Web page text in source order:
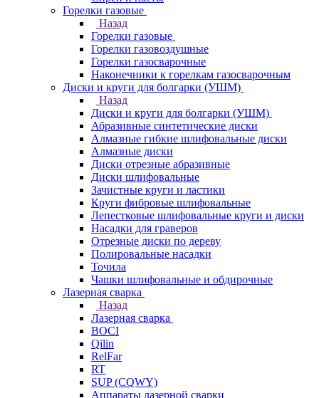
Горелки газовые
Назад
Горелки газовые
Горелки газовоздушные
Горелки газосварочные
Наконечники к горелкам газосварочным
Диски и круги для болгарки (УШМ)
Назад
Диски и круги для болгарки (УШМ)
Абразивные синтетические диски
Алмазные гибкие шлифовальные диски
Алмазные диски
Диски отрезные абразивные
Диски шлифовальные
Зачистные круги и ластики
Круги фибровые шлифовальные
Лепестковые шлифовальные круги и диски
Насадки для граверов
Отрезные диски по дереву
Полировальные насадки
Точила
Чашки шлифовальные и обдирочные
Лазерная сварка
Назад
Лазерная сварка
BOCI
Qilin
RelFar
RT
SUP (CQWY)
Аппараты лазерной сварки